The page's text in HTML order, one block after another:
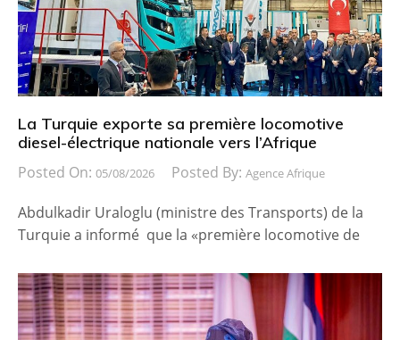
La Turquie exporte sa première locomotive
diesel-électrique nationale vers l’Afrique
Posted On: 05/08/2026 Posted By: Agence Afrique
Abdulkadir Uraloglu (ministre des Transports) de la
Turquie a informé que la «première locomotive de